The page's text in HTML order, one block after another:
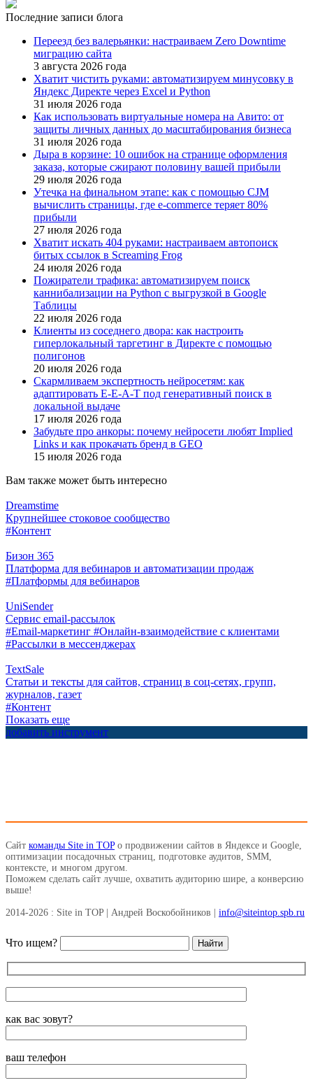
Последние записи блога
Переезд без валерьянки: настраиваем Zero Downtime
миграцию сайта
3 августа 2026 года
Хватит чистить руками: автоматизируем минусовку в
Яндекс Директе через Excel и Python
31 июля 2026 года
Как использовать виртуальные номера на Авито: от
защиты личных данных до масштабирования бизнеса
31 июля 2026 года
Дыра в корзине: 10 ошибок на странице оформления
заказа, которые сжирают половину вашей прибыли
29 июля 2026 года
Утечка на финальном этапе: как с помощью CJM
вычислить страницы, где e-commerce теряет 80%
прибыли
27 июля 2026 года
Хватит искать 404 руками: настраиваем автопоиск
битых ссылок в Screaming Frog
24 июля 2026 года
Пожиратели трафика: автоматизируем поиск
каннибализации на Python с выгрузкой в Google
Таблицы
22 июля 2026 года
Клиенты из соседнего двора: как настроить
гиперлокальный таргетинг в Директе с помощью
полигонов
20 июля 2026 года
Скармливаем экспертность нейросетям: как
адаптировать E-E-A-T под генеративный поиск в
локальной выдаче
17 июля 2026 года
Забудьте про анкоры: почему нейросети любят Implied
Links и как прокачать бренд в GEO
15 июля 2026 года
Вам также может быть интересно
Dreamstime
Крупнейшее стоковое сообщество
#Контент
Бизон 365
Платформа для вебинаров и автоматизации продаж
#Платформы для вебинаров
UniSender
Сервис email‑рассылок
#Email-маркетинг #Онлайн-взаимодействие с клиентами
#Рассылки в мессенджерах
TextSale
Статьи и тексты для сайтов, страниц в соц-сетях, групп,
журналов, газет
#Контент
Показать еще
добавить инструмент
Сайт команды Site in TOPо продвижении сайтов в Яндексе и Google,
оптимизации посадочных страниц, подготовке аудитов, SMM,
контексте, и многом другом.
Поможем сделать сайт лучше, охватить аудиторию шире, а конверсию
выше!
2014-2026 : Site in TOP | Андрей Воскобойников | info@siteintop.spb.ru
Что ищем?
как вас зовут?
ваш телефон